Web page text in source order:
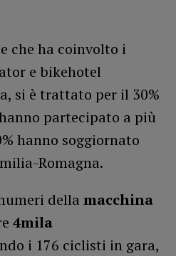
che ha coinvolto i
e bikehotel
si è trattato per il 30%
partecipato a più
hanno soggiornato
Romagna.
della macchina
4mila
i 176 ciclisti in gara,